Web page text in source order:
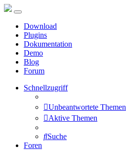
Download
Plugins
Dokumentation
Demo
Blog
Forum
Schnellzugriff
Unbeantwortete Themen
Aktive Themen
Suche
Foren